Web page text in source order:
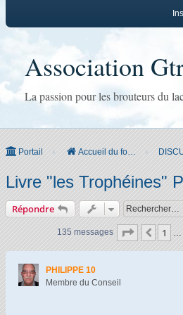
Association
La passion pour les brouteurs du
Portail Accueil du forum
Livre "les Trophéines"
Répondre
135 messages Page sur9
1 …
PHILIPPE 10
Membre du Conseil